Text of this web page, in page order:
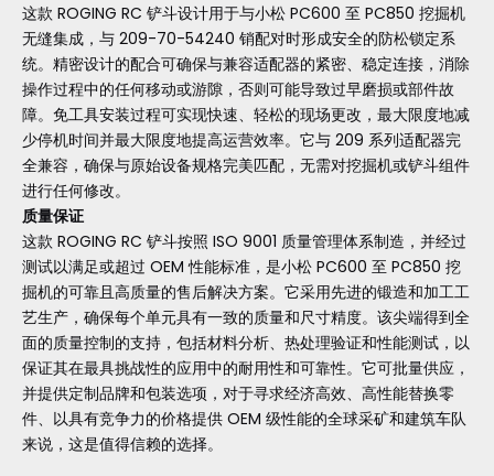
这款 ROGING RC 铲斗设计用于与小松 PC600 至 PC850 挖掘机
无缝集成，与 209-70-54240 销配对时形成安全的防松锁定系
统。精密设计的配合可确保与兼容适配器的紧密、稳定连接，消除
操作过程中的任何移动或游隙，否则可能导致过早磨损或部件故
障。免工具安装过程可实现快速、轻松的现场更改，最大限度地减
少停机时间并最大限度地提高运营效率。它与 209 系列适配器完
全兼容，确保与原始设备规格完美匹配，无需对挖掘机或铲斗组件
进行任何修改。
质量保证
这款 ROGING RC 铲斗按照 ISO 9001 质量管理体系制造，并经过
测试以满足或超过 OEM 性能标准，是小松 PC600 至 PC850 挖
掘机的可靠且高质量的售后解决方案。它采用先进的锻造和加工工
艺生产，确保每个单元具有一致的质量和尺寸精度。该尖端得到全
面的质量控制的支持，包括材料分析、热处理验证和性能测试，以
保证其在最具挑战性的应用中的耐用性和可靠性。它可批量供应，
并提供定制品牌和包装选项，对于寻求经济高效、高性能替换零
件、以具有竞争力的价格提供 OEM 级性能的全球采矿和建筑车队
来说，这是值得信赖的选择。